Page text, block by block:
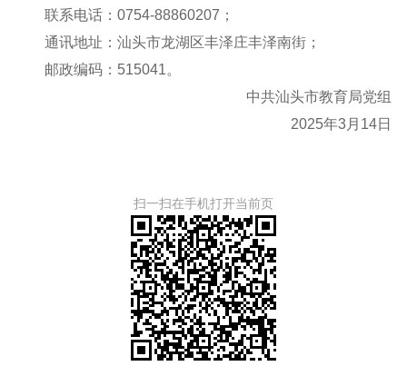
联系电话：0754-88860207；
通讯地址：汕头市龙湖区丰泽庄丰泽南街；
邮政编码：515041。
中共汕头市教育局党组
2025年3月14日
扫一扫在手机打开当前页